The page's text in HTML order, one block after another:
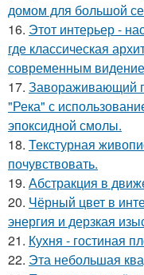
домом для большой
16. Этот интерьер -
где классическая
современным
17. Завораживающий
"Река" с
эпоксидной смолы.
18. Текстурная
почувствовать.
19. Абстракция в
20. Чёрный цвет в
энергия и дерзкая
21. Кухня - гостиная
22. Эта небольшая